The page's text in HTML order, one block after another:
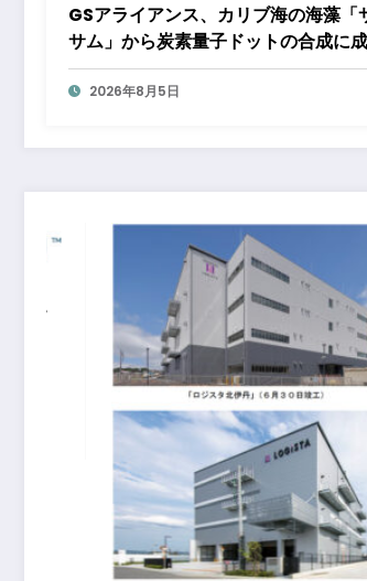
GSアライアンス、カリブ海の海藻「
サム」から炭素量子ドットの合成に
2026年8月5日